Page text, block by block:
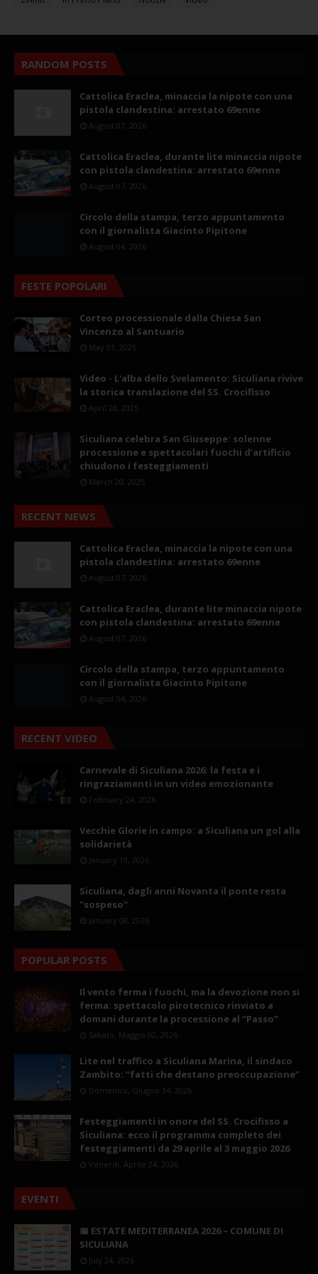
RANDOM POSTS
Cattolica Eraclea, minaccia la nipote con una
pistola clandestina: arrestato 69enne
August 07, 2026
Cattolica Eraclea, durante lite minaccia nipote
con pistola clandestina: arrestato 69enne
August 07, 2026
Circolo della stampa, terzo appuntamento
con il giornalista Giacinto Pipitone
August 04, 2026
FESTE POPOLARI
Corteo processionale dalla Chiesa San
Vincenzo al Santuario
May 01, 2025
Video - L'alba dello Svelamento: Siculiana rivive
la storica translazione del SS. Crocifisso
April 28, 2025
Siculiana celebra San Giuseppe: solenne
processione e spettacolari fuochi d’artificio
chiudono i festeggiamenti
March 20, 2025
RECENT NEWS
Cattolica Eraclea, minaccia la nipote con una
pistola clandestina: arrestato 69enne
August 07, 2026
Cattolica Eraclea, durante lite minaccia nipote
con pistola clandestina: arrestato 69enne
August 07, 2026
Circolo della stampa, terzo appuntamento
con il giornalista Giacinto Pipitone
August 04, 2026
RECENT VIDEO
Carnevale di Siculiana 2026: la festa e i
ringraziamenti in un video emozionante
February 24, 2026
Vecchie Glorie in campo: a Siculiana un gol alla
solidarietà
January 19, 2026
Siculiana, dagli anni Novanta il ponte resta
"sospeso"
January 08, 2026
POPULAR POSTS
Il vento ferma i fuochi, ma la devozione non si
ferma: spettacolo pirotecnico rinviato a
domani durante la processione al “Passo”
Sabato, Maggio 02, 2026
Lite nel traffico a Siculiana Marina, il sindaco
Zambito: “fatti che destano preoccupazione”
Domenica, Giugno 14, 2026
Festeggiamenti in onore del SS. Crocifisso a
Siculiana: ecco il programma completo dei
festeggiamenti da 29 aprile al 3 maggio 2026
Venerdì, Aprile 24, 2026
EVENTI
📅 ESTATE MEDITERRANEA 2026 – COMUNE DI
SICULIANA
July 24, 2026